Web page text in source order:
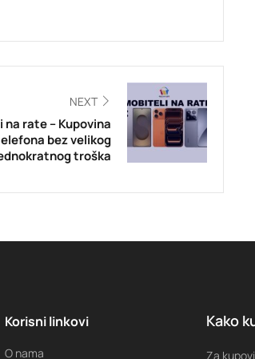
NEXT
na rate – Kupovina
bez velikog
troška
Korisni linkovi
O nama
Kako
Za